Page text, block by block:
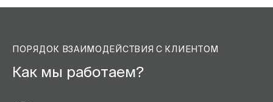
ПОРЯДОК ВЗАИМОДЕЙСТВИЯ С КЛИЕНТОМ
Как мы работаем?